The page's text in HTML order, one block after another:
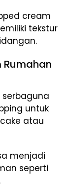
cream
tekstur
Rumahan
untuk
atau
menjadi
seperti